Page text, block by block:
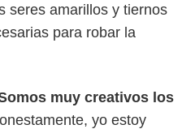
seres amarillos y tiernos
para robar la
muy creativos los
yo estoy